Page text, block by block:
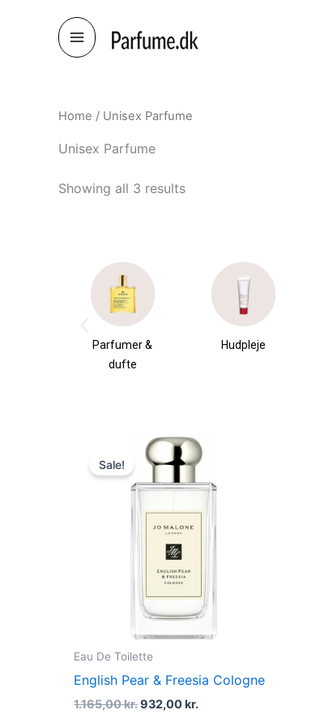
Home / Unisex Parfume
Unisex Parfume
Showing all 3 results
Parfumer &
dufte
Hudpleje
Sale!
Eau De Toilette
English Pear & Freesia Cologne
1.165,00kr.
Original
price
1.165,00 kr..
932,00kr.
Current
price
932,00 kr..